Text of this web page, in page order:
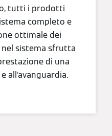
tutti i prodotti
completo e
ottimale dei
sistema sfrutta
di una
all'avanguardia.